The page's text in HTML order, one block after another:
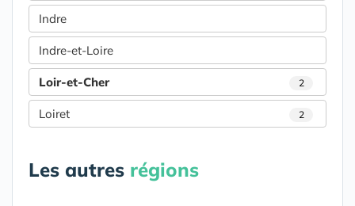
Indre
Indre-et-Loire
Loir-et-Cher 2
Loiret 2
Les autres régions